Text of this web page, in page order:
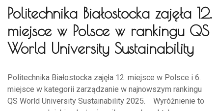
Politechnika Białostocka zajęła 12.
miejsce w Polsce w rankingu QS
World University Sustainability
Politechnika Białostocka zajęła 12. miejsce w Polsce i 6.
miejsce w kategorii zarządzanie w najnowszym rankingu
QS World University Sustainability 2025. Wyróżnienie to